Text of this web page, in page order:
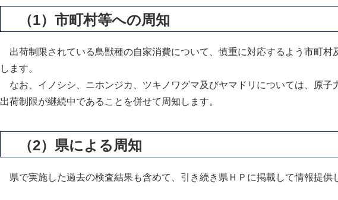
（1）市町村等への周知
出荷制限されている鳥獣種の自家消費について、慎重に対応するよう市町村
します。
なお、イノシシ、ニホンジカ、ツキノワグマ及びヤマドリについては、原子
出荷制限が継続中であることを併せて周知します。
（2）県による周知
県で実施した過去の検査結果も含めて、引き続き県ＨＰに掲載して情報提供